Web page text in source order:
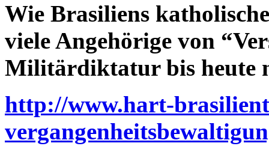
Wie Brasiliens
viele Angehörige von
Militärdiktatur bis heute
http://www.hart-